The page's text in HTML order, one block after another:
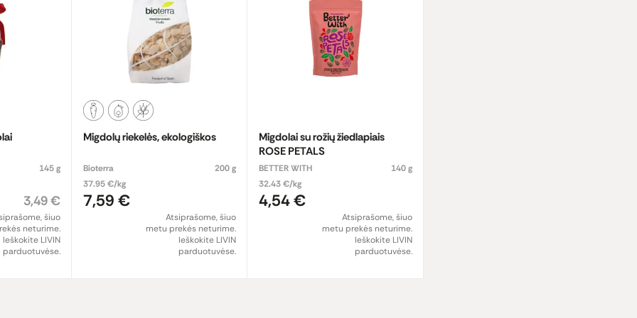
145 g
3,49 €
šiuo
neturime.
Ieškokite LIVIN
parduotuvėse.
Migdolų riekelės, ekologiškos
Bioterra
200 g
37.95 €/kg
7,59 €
Atsiprašome, šiuo
metu prekės neturime.
Ieškokite LIVIN
parduotuvėse.
Migdolai su rožių žiedlapiais
ROSE PETALS
BETTER WITH
140 g
32.43 €/kg
4,54 €
Atsiprašome, šiuo
metu prekės neturime.
Ieškokite LIVIN
parduotuvėse.